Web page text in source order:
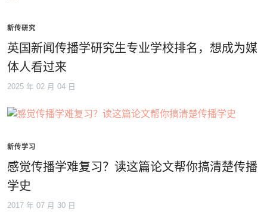
新传研究
英国新闻传播学研究生专业学校排名，想成为媒
体人看过来
2025 年 02 月 04 日
新传学习
感觉传播学难复习？读这篇论文帮你搞清楚传播
学史
2017 年 07 月 30 日